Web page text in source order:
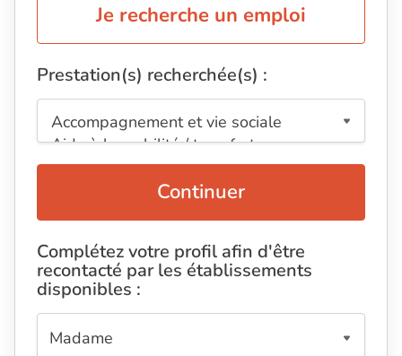
Je recherche un emploi
Prestation(s) recherchée(s) :
Continuer
Complétez votre profil afin d'être
recontacté par les établissements
disponibles :